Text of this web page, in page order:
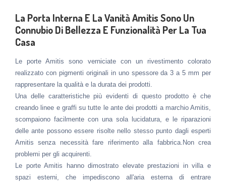
La Porta Interna E La Vanità Amitis Sono Un
Connubio Di Bellezza E Funzionalità Per La Tua
Casa
Le porte Amitis sono verniciate con un rivestimento colorato
realizzato con pigmenti originali in uno spessore da 3 a 5 mm per
rappresentare la qualità e la durata dei prodotti.
Una delle caratteristiche più evidenti di questo prodotto è che
creando linee e graffi su tutte le ante dei prodotti a marchio Amitis,
scompaiono facilmente con una sola lucidatura, e le riparazioni
delle ante possono essere risolte nello stesso punto dagli esperti
Amitis senza necessità fare riferimento alla fabbrica.Non crea
problemi per gli acquirenti.
Le porte Amitis hanno dimostrato elevate prestazioni in villa e
spazi esterni, che impediscono all'aria esterna di entrare